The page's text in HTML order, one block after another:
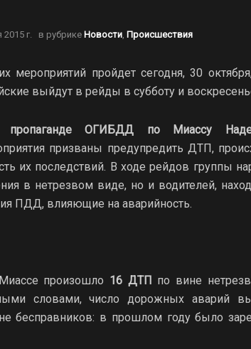
г. в рубрике Новости Происшествия
мероприятий пройдет сегодня, 30
выйдут в рейды в субботу и
пропаганде ОГИБДД по Миассу
призваны предупредить ДТП,
их последствий. В ходе рейдов группы
в нетрезвом виде, но и водителей,
ПДД, влияющие на аварийность.
произошло 16 ДТП по вине
словами, число дорожных аварий
бесправников: в прошлом году было